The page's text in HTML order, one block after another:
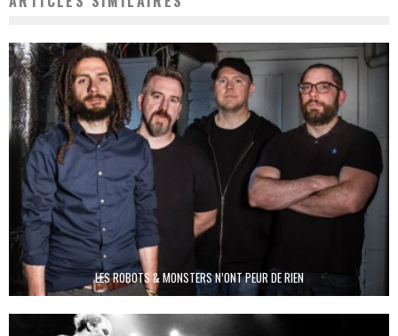
LES ROBOTS & MONSTERS N’ONT PEUR DE RIEN